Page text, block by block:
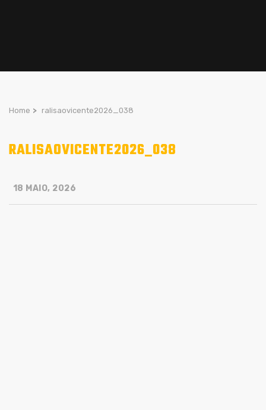
Home > ralisaovicente2026_038
RALISAOVICENTE2026_038
18 MAIO, 2026